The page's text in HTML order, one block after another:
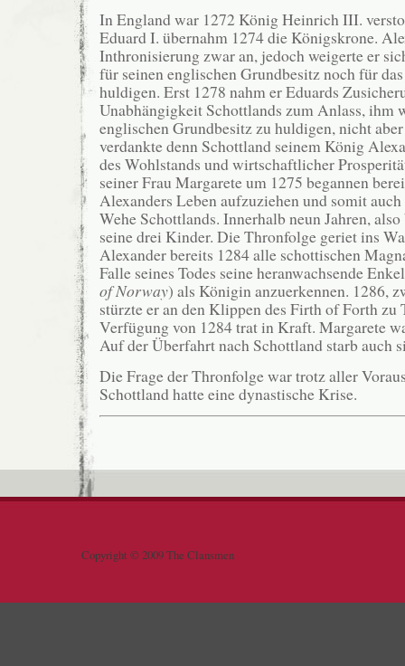
In England war 1272 König Heinrich III.
Eduard I. übernahm 1274 die Königskrone.
Inthronisierung zwar an, jedoch weigerte er
für seinen englischen Grundbesitz noch für
huldigen. Erst 1278 nahm er Eduards
Unabhängigkeit Schottlands zum Anlass, ihm
englischen Grundbesitz zu huldigen, nicht
verdankte denn Schottland seinem König
des Wohlstands und wirtschaftlicher
seiner Frau Margarete um 1275 begannen
Alexanders Leben aufzuziehen und somit
Wehe Schottlands. Innerhalb neun Jahren,
seine drei Kinder. Die Thronfolge geriet ins
Alexander bereits 1284 alle schottischen
Falle seines Todes seine heranwachsende
of Norway) als Königin anzuerkennen. 1286,
stürzte er an den Klippen des Firth of Forth zu
Verfügung von 1284 trat in Kraft. Margarete
Auf der Überfahrt nach Schottland starb auch
Die Frage der Thronfolge war trotz aller
Schottland hatte eine dynastische Krise.
Copyright © 2009 The Clansmen